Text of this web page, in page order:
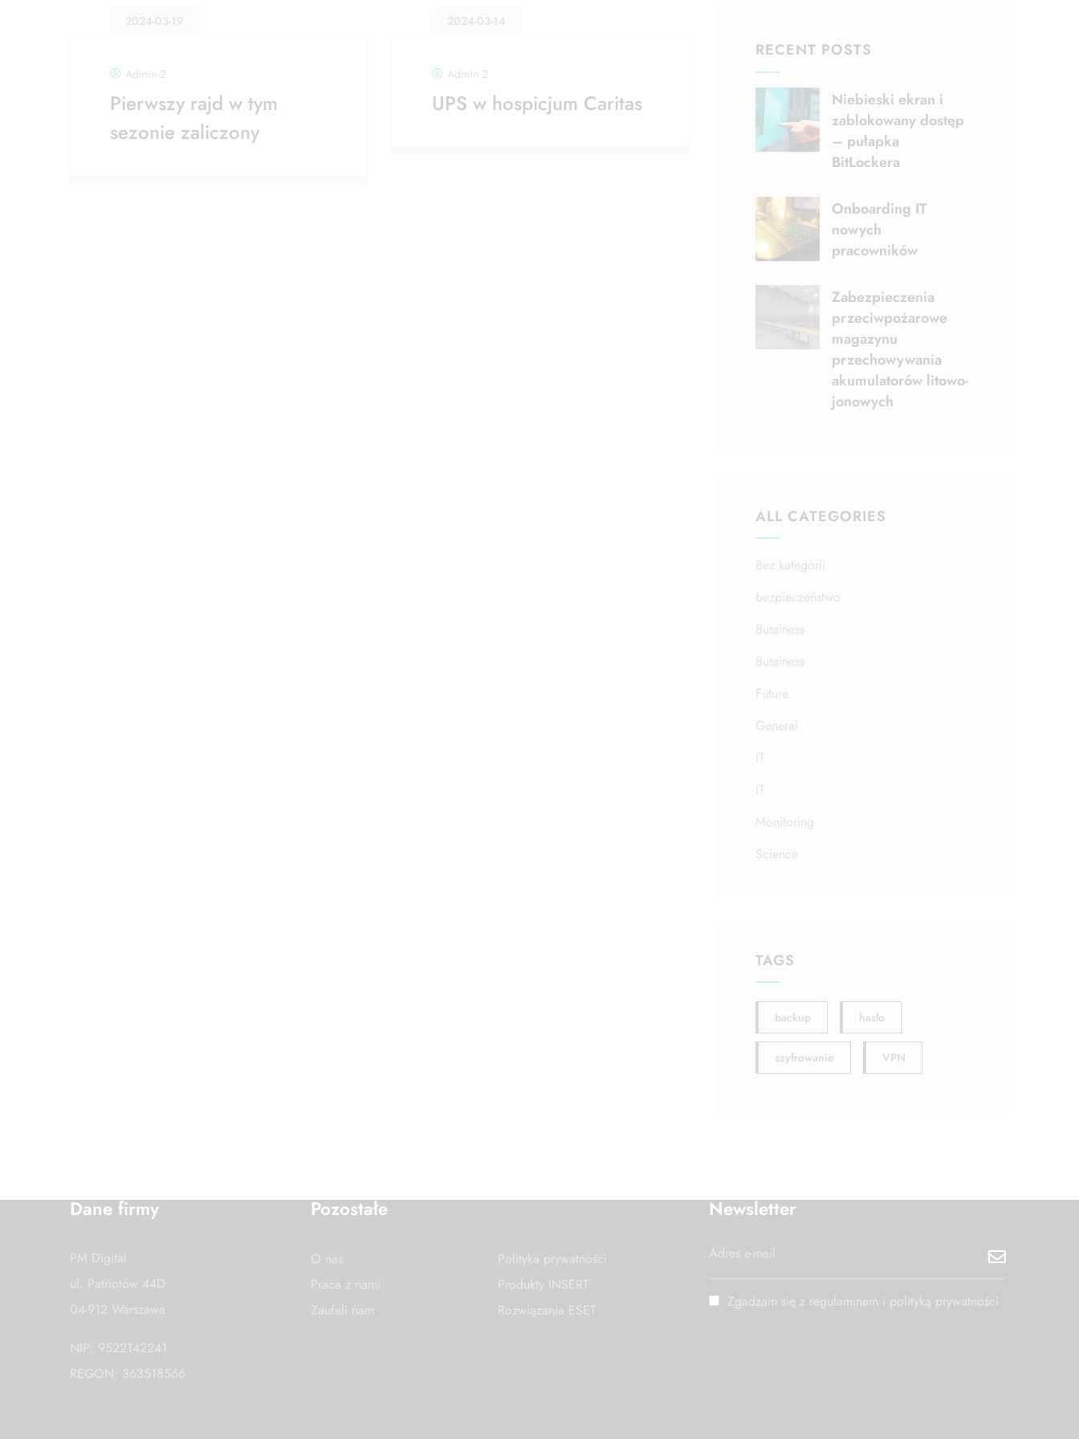
2024-03-19
Admin 2
Pierwszy rajd w tym
sezonie zaliczony
2024-03-14
Admin 2
UPS w hospicjum Caritas
RECENT POSTS
Niebieski ekran i
zablokowany dostęp
– pułapka
BitLockera
Onboarding IT
nowych
pracowników
Zabezpieczenia
przeciwpożarowe
magazynu
przechowywania
akumulatorów litowo-
jonowych
ALL CATEGORIES
Bez kategorii
bezpieczeństwo
Bussiness
Bussiness
Future
General
IT
IT
Monitoring
Science
TAGS
backup hasło
szyfrowanie VPN
Dane firmy
PM Digital
ul. Patriotów 44D
04-912 Warszawa
NIP: 9522142241
REGON: 363518566
Pozostałe
O nas
Praca z nami
Zaufali nam
Polityka prywatności
Produkty INSERT
Rozwiązania ESET
Newsletter
Zgadzam się z regulaminem i polityką prywatności